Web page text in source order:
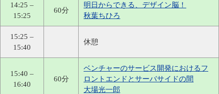
14:25 –
15:25
60分
明日からできる、デザイン脳！
秋葉ちひろ
15:25 –
15:40
休憩
15:40 –
16:40
60分
ベンチャーのサービス開発におけるフ
ロントエンドとサーバサイドの間
大場光一郎